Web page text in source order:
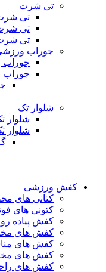
تی شرت
تی شرت
تی شرت
تی
جوراب
جوراب
جوراب
شلوار تک
شلوار
شلوار
کفش ورزشی
کتانی های
کتونی های
کفش پیاده
کفش های
کفش های
کفش های
کفش های